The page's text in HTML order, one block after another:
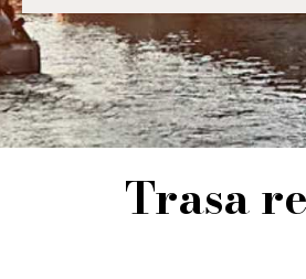
Trasa